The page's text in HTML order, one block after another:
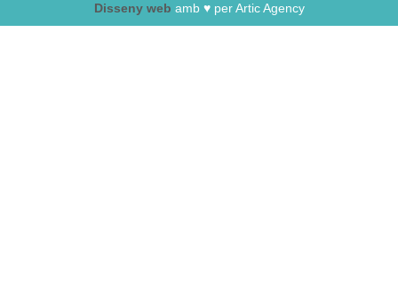
Disseny web amb ♥️ per Artic Agency